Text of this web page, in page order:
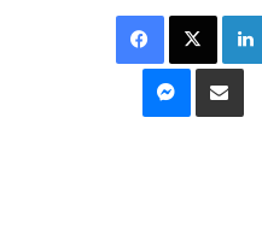
Facebook
X
Podijeli